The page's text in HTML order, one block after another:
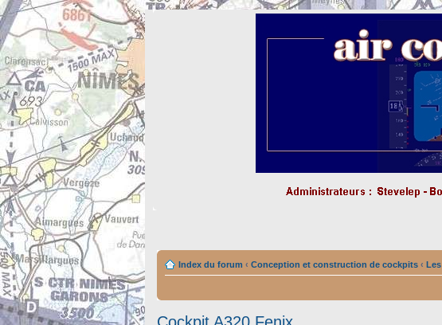
Index du forum ‹ Conception et construction de cockpits ‹